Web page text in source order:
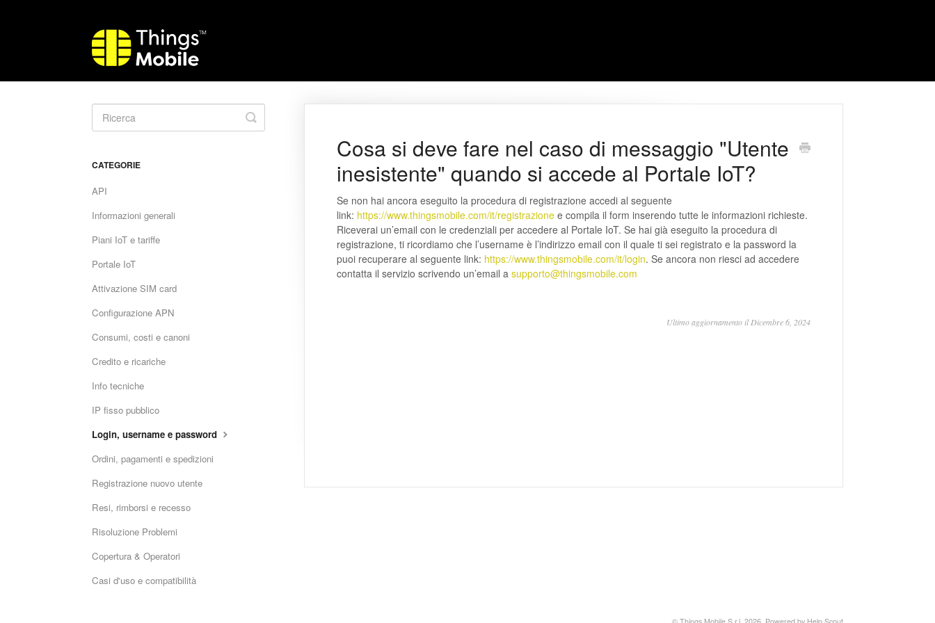
Cosa si deve fare nel caso di messaggio "Utente
inesistente" quando si accede al Portale IoT?
Se non hai ancora eseguito la procedura di registrazione accedi al seguente
link: https://www.thingsmobile.com/it/registrazionee compila il form inserendo tutte le informazioni richieste.
Riceverai un’email con le credenziali per accedere al Portale IoT. Se hai già eseguito la procedura di
registrazione, ti ricordiamo che l’username è l’indirizzo email con il quale ti sei registrato e la password la
puoi recuperare al seguente link: https://www.thingsmobile.com/it/login. Se ancora non riesci ad accedere
contatta il servizio scrivendo un’email a supporto@thingsmobile.com
Ultimo aggiornamento il Dicembre 6, 2024
Toggle
Search
CATEGORIE
API
Informazioni generali
Piani IoT e tariffe
Portale IoT
Attivazione SIM card
Configurazione APN
Consumi, costi e canoni
Credito e ricariche
Info tecniche
IP fisso pubblico
Login, username e password
Ordini, pagamenti e spedizioni
Registrazione nuovo utente
Resi, rimborsi e recesso
Risoluzione Problemi
Copertura & Operatori
Casi d'uso e compatibilità